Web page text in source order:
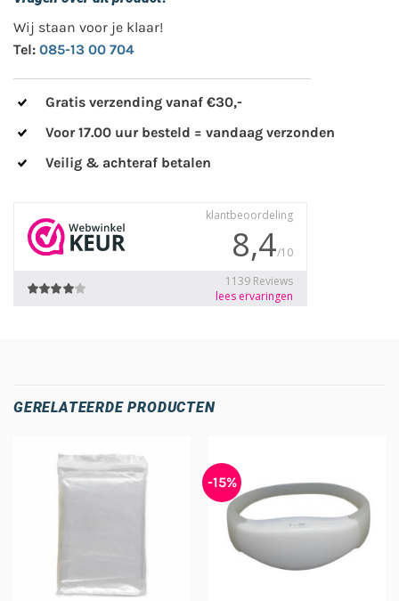
Wij staan voor je klaar!
Tel: 085-13 00 704
Gratis verzending vanaf €30,-
Voor 17.00 uur besteld = vandaag verzonden
Veilig & achteraf betalen
GERELATEERDE PRODUCTEN
-15%